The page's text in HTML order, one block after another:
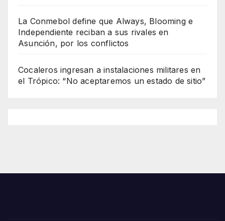
La Conmebol define que Always, Blooming e
Independiente reciban a sus rivales en
Asunción, por los conflictos
Cocaleros ingresan a instalaciones militares en
el Trópico: “No aceptaremos un estado de sitio”